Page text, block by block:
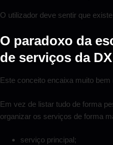
O utilizador deve sentir que
O paradoxo da
de serviços da DX
Este conceito encaixa muito
Em vez de listar tudo de forma
organizar os serviços de forma
serviço principal;